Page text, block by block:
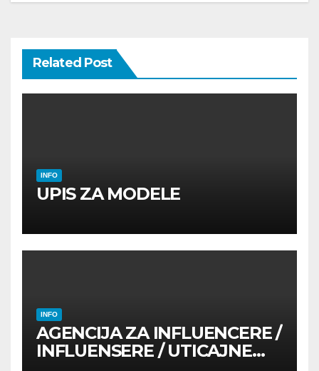
Related Post
INFO
UPIS ZA MODELE
INFO
AGENCIJA ZA INFLUENCERE /
INFLUENSERE / UTICAJNE